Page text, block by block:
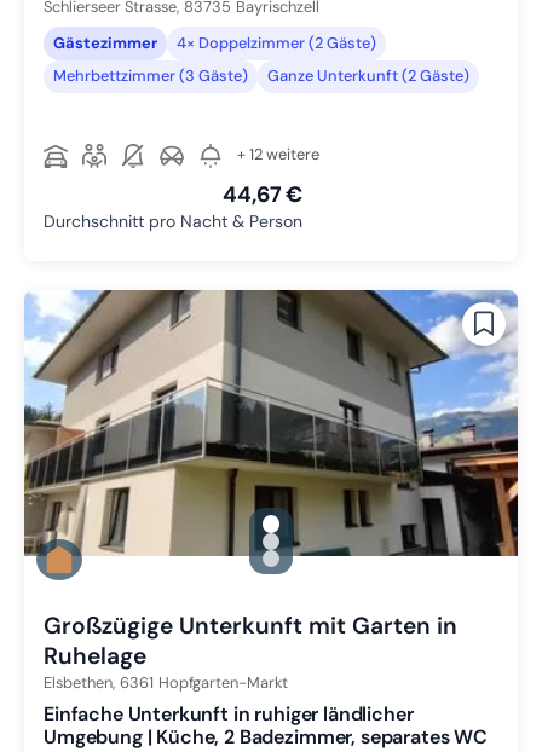
Schlierseer Strasse, 83735 Bayrischzell
Gästezimmer
4× Doppelzimmer (2 Gäste)
Mehrbettzimmer (3 Gäste)
Ganze Unterkunft (2 Gäste)
+ 12 weitere
44,67 €
Durchschnitt pro Nacht & Person
gallery.slide_selector
Zu Slide 1 wechseln
Zu Slide 2 wechseln
Zu Slide 3 wechseln
Großzügige Unterkunft mit Garten in
Ruhelage
Elsbethen, 6361 Hopfgarten-Markt
Einfache Unterkunft in ruhiger ländlicher
Umgebung | Küche, 2 Badezimmer, separates WC